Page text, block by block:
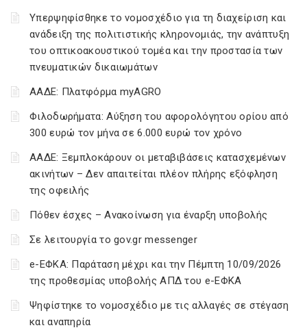
Υπερψηφίσθηκε το νομοσχέδιο για τη διαχείριση και
ανάδειξη της πολιτιστικής κληρονομιάς, την ανάπτυξη
του οπτικοακουστικού τομέα και την προστασία των
πνευματικών δικαιωμάτων
ΑΑΔΕ: Πλατφόρμα myAGRO
Φιλοδωρήματα: Αύξηση του αφορολόγητου ορίου από
300 ευρώ τον μήνα σε 6.000 ευρώ τον χρόνο
ΑΑΔΕ: Ξεμπλοκάρουν οι μεταβιβάσεις κατασχεμένων
ακινήτων – Δεν απαιτείται πλέον πλήρης εξόφληση
της οφειλής
Πόθεν έσχες – Ανακοίνωση για έναρξη υποβολής
Σε λειτουργία το gov.gr messenger
e-ΕΦΚΑ: Παράταση μέχρι και την Πέμπτη 10/09/2026
της προθεσμίας υποβολής ΑΠΔ του e-ΕΦΚΑ
Ψηφίστηκε το νομοσχέδιο με τις αλλαγές σε στέγαση
και αναπηρία